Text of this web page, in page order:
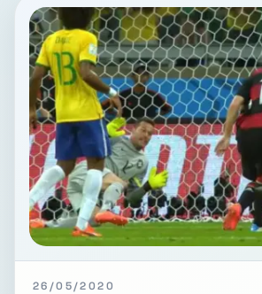
26/05/2020